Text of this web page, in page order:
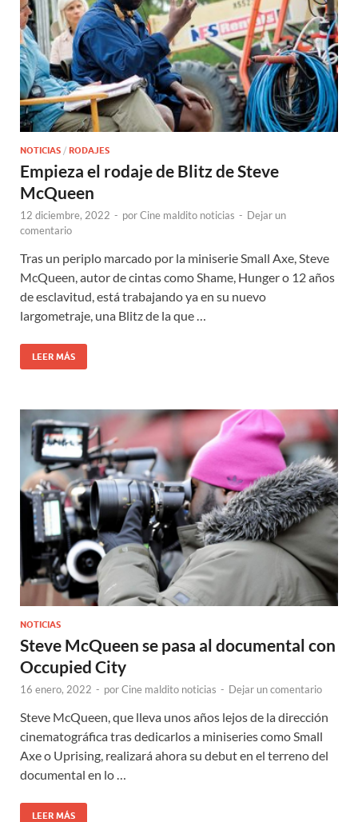
NOTICIAS / RODAJES
Empieza el rodaje de Blitz de Steve
McQueen
12 diciembre, 2022 - porCine maldito noticias - Dejar un
comentario
Tras un periplo marcado por la miniserie Small Axe, Steve
McQueen, autor de cintas como Shame, Hunger o 12 años
de esclavitud, está trabajando ya en su nuevo
largometraje, una Blitz de la que …
LEER MÁS
NOTICIAS
Steve McQueen se pasa al documental con
Occupied City
16 enero, 2022 - porCine maldito noticias - Dejar un comentario
Steve McQueen, que lleva unos años lejos de la dirección
cinematográfica tras dedicarlos a miniseries como Small
Axe o Uprising, realizará ahora su debut en el terreno del
documental en lo …
LEER MÁS